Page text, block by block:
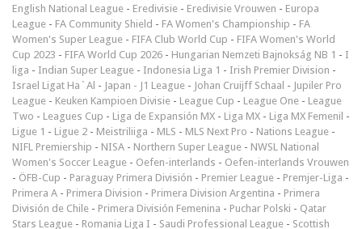
English National League - Eredivisie - Eredivisie Vrouwen - Europa
League - FA Community Shield - FA Women's Championship - FA
Women's Super League - FIFA Club World Cup - FIFA Women's World
Cup 2023 - FIFA World Cup 2026 - Hungarian Nemzeti Bajnokság NB 1 - I
liga - Indian Super League - Indonesia Liga 1 - Irish Premier Division -
Israel Ligat Ha`Al - Japan - J1 League - Johan Cruijff Schaal - Jupiler Pro
League - Keuken Kampioen Divisie - League Cup - League One - League
Two - Leagues Cup - Liga de Expansión MX - Liga MX - Liga MX Femenil -
Ligue 1 - Ligue 2 - Meistriliiga - MLS - MLS Next Pro - Nations League -
NIFL Premiership - NISA - Northern Super League - NWSL National
Women's Soccer League - Oefen-interlands - Oefen-interlands Vrouwen
- ÖFB-Cup - Paraguay Primera División - Premier League - Premjer-Liga -
Primera A - Primera Division - Primera Division Argentina - Primera
División de Chile - Primera División Femenina - Puchar Polski - Qatar
Stars League - Romania Liga I - Saudi Professional League - Scottish